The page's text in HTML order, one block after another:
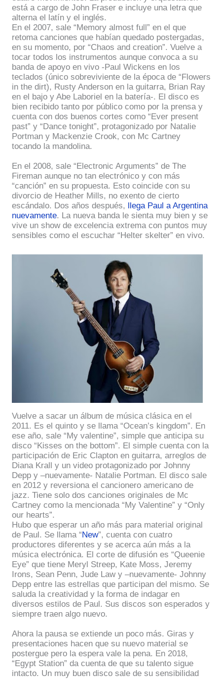
está a cargo de John Fraser e incluye una letra que
alterna el latín y el inglés.
En el 2007, sale “Memory almost full” en el que
retoma canciones que habían quedado postergadas,
en su momento, por “Chaos and creation”. Vuelve a
tocar todos los instrumentos aunque convoca a su
banda de apoyo en vivo -Paul Wickens en los
teclados (único sobreviviente de la época de “Flowers
in the dirt), Rusty Anderson en la guitarra, Brian Ray
en el bajo y Abe Laboriel en la batería-. El disco es
bien recibido tanto por público como por la prensa y
cuenta con dos buenos cortes como “Ever present
past” y “Dance tonight”, protagonizado por Natalie
Portman y Mackenzie Crook, con Mc Cartney
tocando la mandolina.
En el 2008, sale “Electronic Arguments” de The
Fireman aunque no tan electrónico y con más
“canción” en su propuesta. Esto coincide con su
divorcio de Heather Mills, no exento de cierto
escándalo. Dos años después,
llega Paul a Argentina
nuevamente. La nueva banda le sienta muy bien y se
vive un show de excelencia extrema con puntos muy
sensibles como el escuchar “Helter skelter” en vivo.
Vuelve a sacar un álbum de música clásica en el
2011. Es el quinto y se llama “Ocean’s kingdom”. En
ese año, sale “My valentine”, simple que anticipa su
disco “Kisses on the bottom”. El simple cuenta con la
participación de Eric Clapton en guitarra, arreglos de
Diana Krall y un video protagonizado por Johnny
Depp y –nuevamente- Natalie Portman. El disco sale
en 2012 y reversiona el cancionero americano de
jazz. Tiene solo dos canciones originales de Mc
Cartney como la mencionada “My Valentine” y “Only
our hearts”.
Hubo que esperar un año más para material original
de Paul. Se llama “New”, cuenta con cuatro
productores diferentes y se acerca aún más a la
música electrónica. El corte de difusión es “Queenie
Eye” que tiene Meryl Streep, Kate Moss, Jeremy
Irons, Sean Penn, Jude Law y –nuevamente- Johnny
Depp entre las estrellas que participan del mismo. Se
saluda la creatividad y la forma de indagar en
diversos estilos de Paul. Sus discos son esperados y
siempre traen algo nuevo.
Ahora la pausa se extiende un poco más. Giras y
presentaciones hacen que su nuevo material se
postergue pero la espera vale la pena. En 2018,
“Egypt Station” da cuenta de que su talento sigue
intacto. Un muy buen disco sale de su sensibilidad